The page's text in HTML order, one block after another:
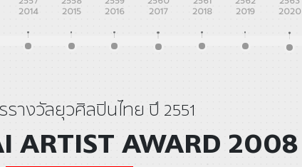
2014 2015 2016 2017 2018 2019 2020
รางวัลยุวศิลปินไทย ปี 2551
ARTIST AWARD 2008